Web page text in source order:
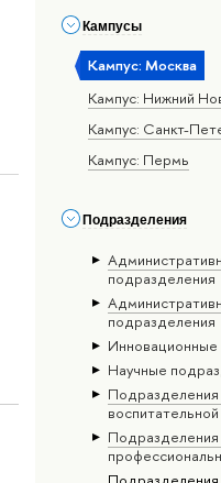
Кампусы
Кампус: Москва
Кампус: Нижний
Кампус: Санкт-
Кампус: Пермь
Подразделения
подразделения
подразделения
Научные
Подразделения
Подразделения